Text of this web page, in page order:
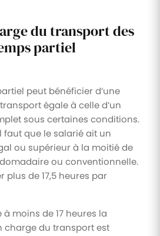
du transport des
partiel
peut bénéficier d’une
égale à celle d’un
sous certaines conditions.
faut que le salarié ait un
ou supérieur à la moitié de
ou conventionnelle.
plus de 17,5 heures par
moins de 17 heures la
charge du transport est